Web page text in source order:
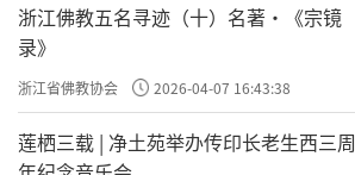
浙江佛教五名寻迹（十）名著·《宗镜
录》
浙江省佛教协会 2026-04-07 16:43:38
莲栖三载 | 净土苑举办传印长老生西三周